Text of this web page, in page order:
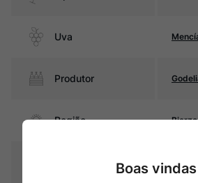
Uva
Produtor
Região Bierzo
Boas vindas